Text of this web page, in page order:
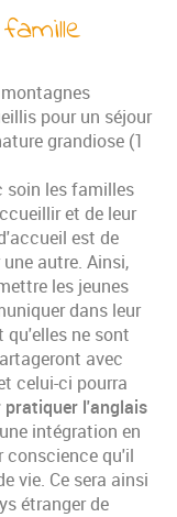
pour un séjour
grandiose (1
soin les familles
et de leur
est de
autre. Ainsi,
les jeunes
dans leur
qu'elles ne sont
avec
celui-ci pourra
pratiquer l'anglais
intégration en
conscience qu'il
vie. Ce sera ainsi
étranger de